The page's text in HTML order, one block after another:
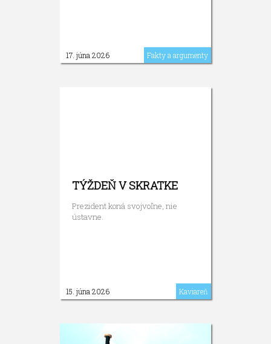
17. júna 2026 Fakty a argumenty
TÝŽDEŇ V SKRATKE
Prezident koná svojvoľne, nie
ústavne.
15. júna 2026 Kaviareň